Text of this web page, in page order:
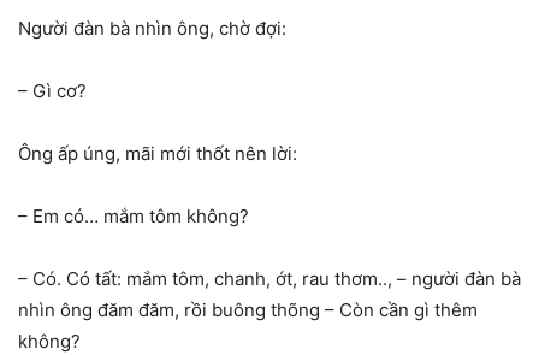
Người đàn bà nhìn ông, chờ đợi:
– Gì cơ?
Ông ấp úng, mãi mới thốt nên lời:
– Em có… mắm tôm không?
– Có. Có tất: mắm tôm, chanh, ớt, rau thơm.., – người đàn bà
nhìn ông đăm đăm, rồi buông thõng – Còn cần gì thêm
không?